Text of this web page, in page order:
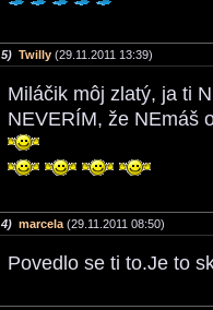
5) Twilly (29.11.2011 13:39)
Miláčik môj zlatý, ja ti
NEVERÍM, že NEmáš
4) marcela(29.11.2011 08:50)
Povedlo se ti to.Je to